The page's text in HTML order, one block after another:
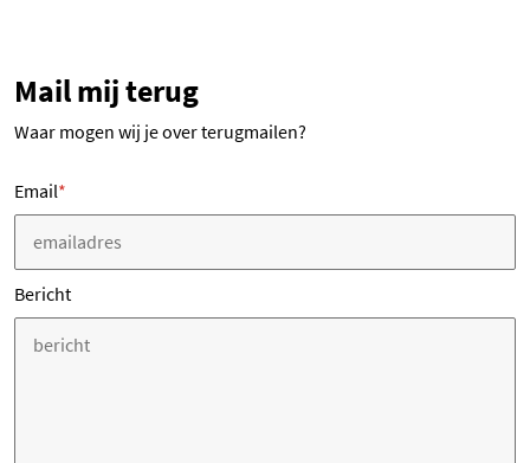
Mail mij terug
Waar mogen wij je over terugmailen?
Email*
Bericht